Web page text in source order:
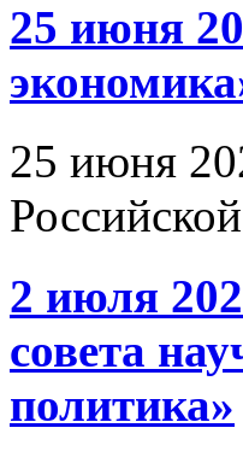
25 июня
25 июня
2 июля
совета
политика»